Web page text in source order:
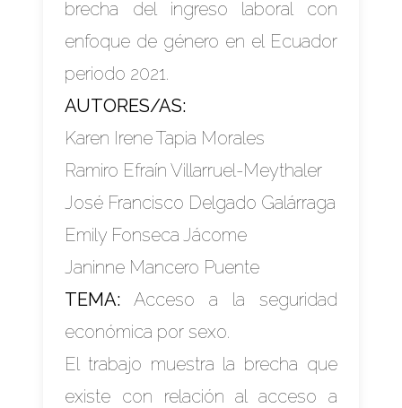
brecha del ingreso laboral con
enfoque de género en el Ecuador
periodo 2021.
AUTORES/AS:
Karen Irene Tapia Morales
Ramiro Efraín Villarruel-Meythaler
José Francisco Delgado Galárraga
Emily Fonseca Jácome
Janinne Mancero Puente
TEMA: Acceso a la seguridad
económica por sexo.
El trabajo muestra la brecha que
existe con relación al acceso a